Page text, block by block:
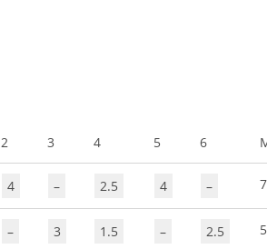
2 3 4 5 6
4 – 2.5 4 – 7
– 3 1.5 – 2.5 5